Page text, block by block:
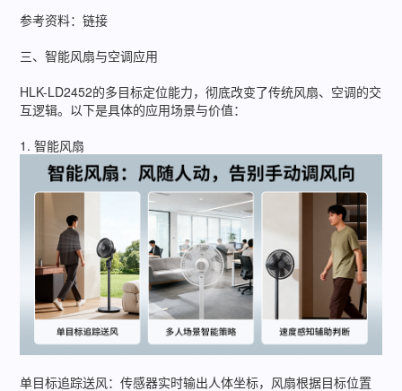
参考资料：链接
三、智能风扇与空调应用
HLK-LD2452的多目标定位能力，彻底改变了传统风扇、空调的交
互逻辑。以下是具体的应用场景与价值：
1. 智能风扇
单目标追踪送风：传感器实时输出人体坐标，风扇根据目标位置